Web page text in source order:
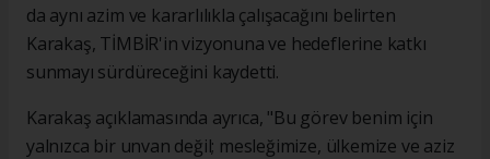
da aynı azim ve kararlılıkla çalışacağını belirten
Karakaş, TİMBİR'in vizyonuna ve hedeflerine katkı
sunmayı sürdüreceğini kaydetti.
Karakaş açıklamasında ayrıca, "Bu görev benim için
yalnızca bir unvan değil; mesleğimize, ülkemize ve aziz